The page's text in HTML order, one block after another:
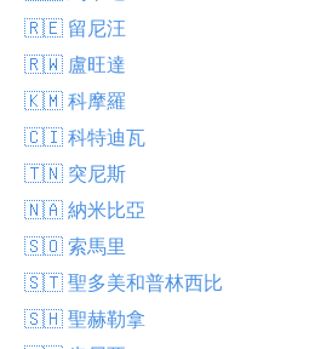
🇷🇪 留尼汪
🇷🇼 盧旺達
🇰🇲 科摩羅
🇨🇮 科特迪瓦
🇹🇳 突尼斯
🇳🇦 納米比亞
🇸🇴 索馬里
🇸🇹 聖多美和普林西比
🇸🇭 聖赫勒拿